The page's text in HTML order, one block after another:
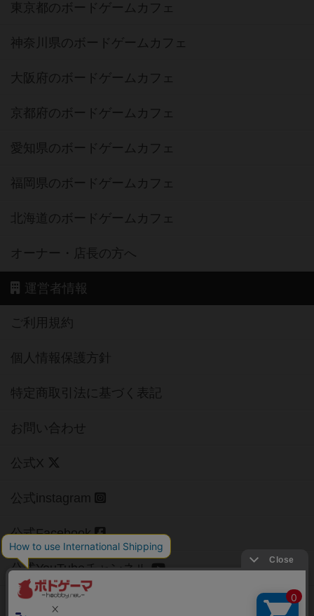
東京都のボードゲームカフェ
神奈川県のボードゲームカフェ
大阪府のボードゲームカフェ
京都府のボードゲームカフェ
愛知県のボードゲームカフェ
福岡県のボードゲームカフェ
北海道のボードゲームカフェ
オーナー・店長の方へ
運営者情報
ご利用規約
個人情報保護方針
特定商取引法に基づく表記
お問い合わせ
公式X
公式instagram
公式Facebook
公式YouTubeチャンネル